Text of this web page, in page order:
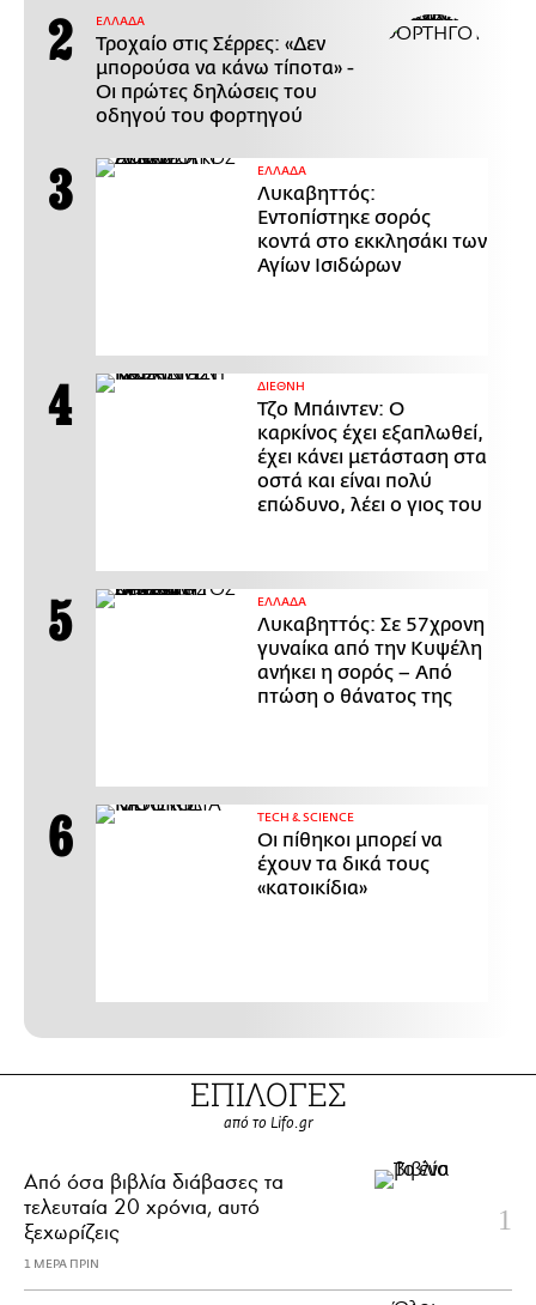
ΕΛΛΑΔΑ
Τροχαίο στις Σέρρες: «Δεν
μπορούσα να κάνω τίποτα» -
Οι πρώτες δηλώσεις του
οδηγού του φορτηγού
ΕΛΛΑΔΑ
Λυκαβηττός:
Εντοπίστηκε σορός
κοντά στο εκκλησάκι των
Αγίων Ισιδώρων
ΔΙΕΘΝΗ
Τζο Μπάιντεν: Ο
καρκίνος έχει εξαπλωθεί,
έχει κάνει μετάσταση στα
οστά και είναι πολύ
επώδυνο, λέει ο γιος του
ΕΛΛΑΔΑ
Λυκαβηττός: Σε 57χρονη
γυναίκα από την Κυψέλη
ανήκει η σορός – Από
πτώση ο θάνατος της
ΤECH & SCIENCE
Οι πίθηκοι μπορεί να
έχουν τα δικά τους
«κατοικίδια»
ΕΠΙΛΟΓΕΣ
από το Lifo.gr
Από όσα βιβλία διάβασες τα
τελευταία 20 χρόνια, αυτό
ξεχωρίζεις
1 ΜΕΡΑ ΠΡΙΝ